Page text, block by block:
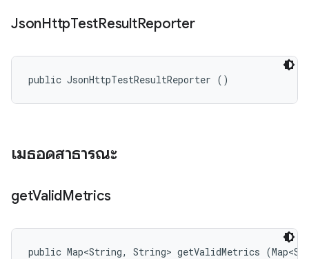
JsonHttpTestResultReporter
public JsonHttpTestResultReporter ()
เมธอดสาธารณะ
getValidMetrics
public Map<String, String> getValidMetrics